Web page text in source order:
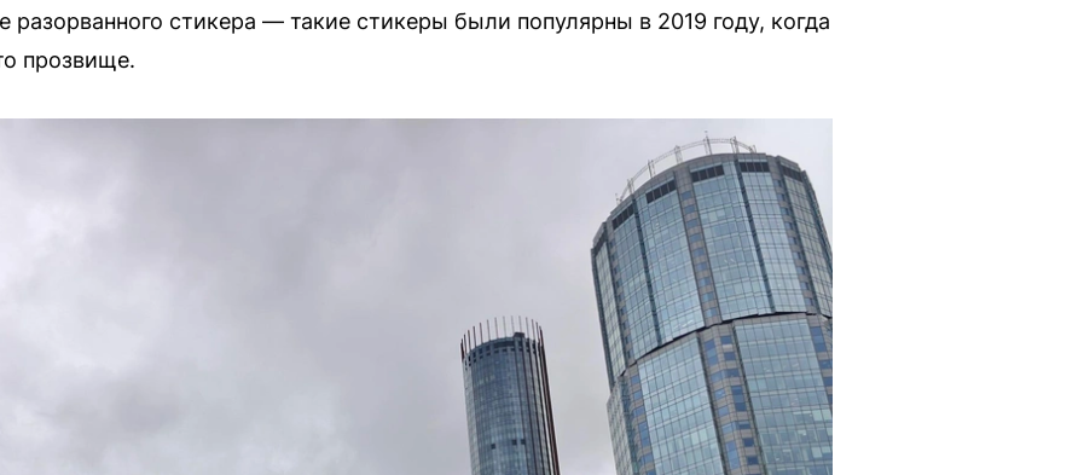
разорванного стикера — такие стикеры были популярны в 2019 году, когда
прозвище.